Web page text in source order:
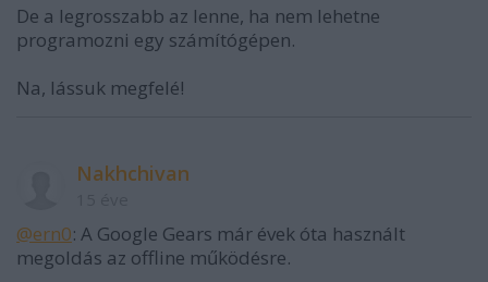
De a legrosszabb az lenne, ha nem lehetne
programozni egy számítógépen.
Na, lássuk megfelé!
Nakhchivan
@ern0: A Google Gears már évek óta használt
megoldás az offline működésre.